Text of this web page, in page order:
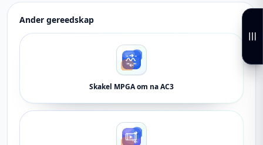
Ander gereedskap
Skakel MPGA om na AC3